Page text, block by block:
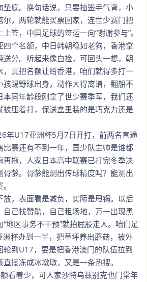
垫底。换句话说，只要抽签手气背，小
尔，两轮就能买票回家，连世少赛门把
签，中国足球的签运一向“谢谢参与”。
四个名额，中日韩朝稳如老狗，香港拿
分。听起来像白捡，可回头一想，朝
，真把名额让给香港，咱们就得多打一
孩踢野球出身，动作大得离谱，翻船不
本同年龄段刚拿了世少赛季军，我们还
被压着打，保送盒里装的是巧克力还是
年U17亚洲杯5月7日开打，前两名直通
比赛还有不到一年，国少队主帅是谁都
再拖，人家日本高中联赛已打完冬季决
骨龄。骨龄能测出传球精度吗？能测出
放，表面看是减负，实际是甩锅。以后
自己找赞助，自己租场地，万一出现黑
地区事务不干预”就拍屁股走人。咱们足
杯办到一半，把草坪养出蘑菇，被外
轮到U17，要是把香港澳门的队伍拉到
接冻成冰墩墩，又是一条热搜。
看着少，可人家沙特乌兹别克也门常年